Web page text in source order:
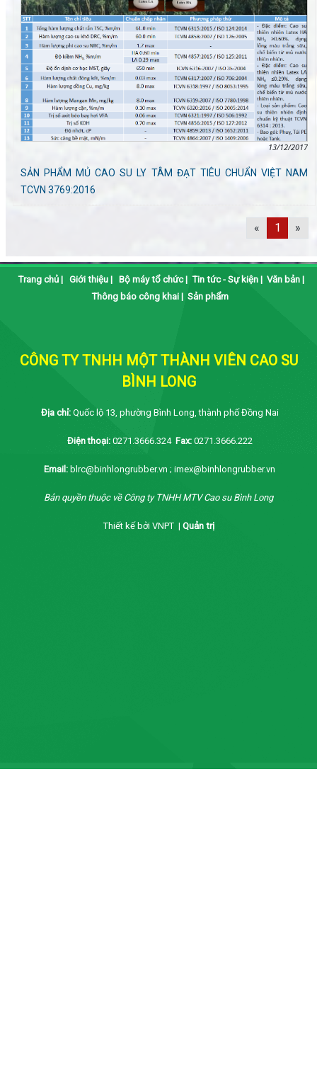
13/12/2017
SẢN PHẨM MỦ CAO SU LY TÂM ĐẠT TIÊU CHUẨN VIỆT NAM
TCVN 3769:2016
« 1 »
Trang chủ| Giới thiệu| Bộ máy tổ chức| Tin tức - Sự kiện| Văn bản|
Thông báo công khai| Sản phẩm
CÔNG TY TNHH MỘT THÀNH VIÊN CAO SU
BÌNH LONG
Địa chỉ: Quốc lộ 13, phường Bình Long, thành phố Đồng Nai
Điện thoại:0271.3666.324 Fax: 0271.3666.222
Email: blrc@binhlongrubber.vn ; imex@binhlongrubber.vn
Bản quyền thuộc về Công ty TNHH MTV Cao su Bình Long
Thiết kế bởi VNPT | Quản trị